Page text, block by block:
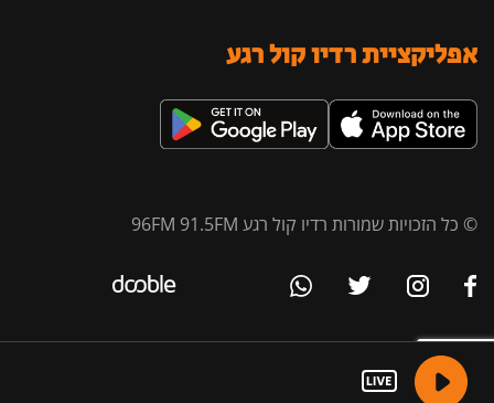
אפליקציית רדיו קול רגע
© כל הזכויות שמורות רדיו קול רגע 96FM 91.5FM